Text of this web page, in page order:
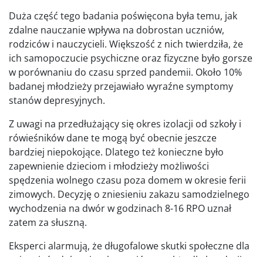
Duża część tego badania poświęcona była temu, jak
zdalne nauczanie wpływa na dobrostan uczniów,
rodziców i nauczycieli. Większość z nich twierdziła, że
ich samopoczucie psychiczne oraz fizyczne było gorsze
w porównaniu do czasu sprzed pandemii. Około 10%
badanej młodzieży przejawiało wyraźne symptomy
stanów depresyjnych.
Z uwagi na przedłużający się okres izolacji od szkoły i
rówieśników dane te mogą być obecnie jeszcze
bardziej niepokojące. Dlatego też konieczne było
zapewnienie dzieciom i młodzieży możliwości
spędzenia wolnego czasu poza domem w okresie ferii
zimowych. Decyzję o zniesieniu zakazu samodzielnego
wychodzenia na dwór w godzinach 8-16 RPO uznał
zatem za słuszną.
Eksperci alarmują, że długofalowe skutki społeczne dla